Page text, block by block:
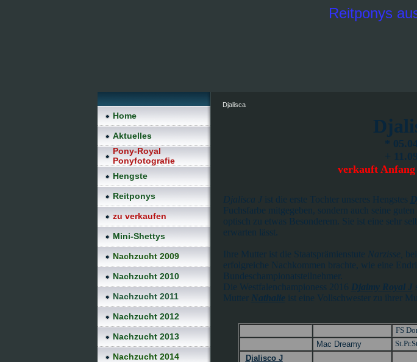
Reitponys
Home
Aktuelles
Pony-Royal
Ponyfotografie
Hengste
Reitponys
zu verkaufen
Mini-Shettys
Nachzucht 2009
Nachzucht 2010
Nachzucht 2011
Nachzucht 2012
Nachzucht 2013
Nachzucht 2014
Djalisca
*
+
verkauft Anfang
Djalisca J ist die erste Tochter unseres Hengstes
Fuchsfarbe mitgegeben, sondern auch seine guten
optisch zu etwas Besonderem. Sie ist eine sehr
erwarten lässt.
Ihre Mutter ist die Staatsprämienstute Narzisse,
erfolgreiche Nachkommen brachte, wie eine
Bundeschampionatsteilnehmer.
Die Westfalenchampioness 2016 Djaimy Royal J
Mutter Nathalie ist eine Vollschwester zu ihrer
FS
Mac Dreamy
Djalisco J